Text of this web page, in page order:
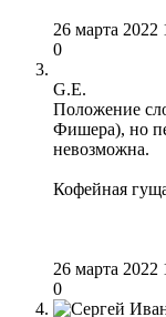
26 марта 2022
0
G.E.
Положение
Фишера), но
невозможна.
Кофейная
26 марта 2022
0